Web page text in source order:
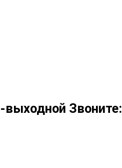
Звоните: